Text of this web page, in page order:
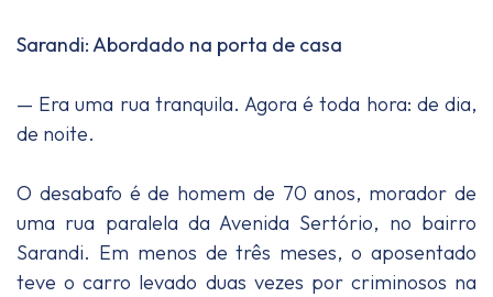
Sarandi: Abordado na porta de casa
— Era uma rua tranquila. Agora é toda hora: de dia,
de noite.
O desabafo é de homem de 70 anos, morador de
uma rua paralela da Avenida Sertório, no bairro
Sarandi. Em menos de três meses, o aposentado
teve o carro levado duas vezes por criminosos na